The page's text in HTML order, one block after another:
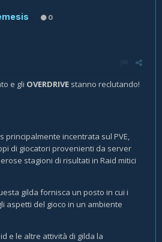
0
e gli OVERDRIVE stanno reclutando!
principalmente incentrata sul PVE,
di giocatori provenienti da server
stagioni di risultati in Raid mitici
gilda fornisca un posto in cui i
aspetti del gioco in un ambiente
e le altre attività di gilda la